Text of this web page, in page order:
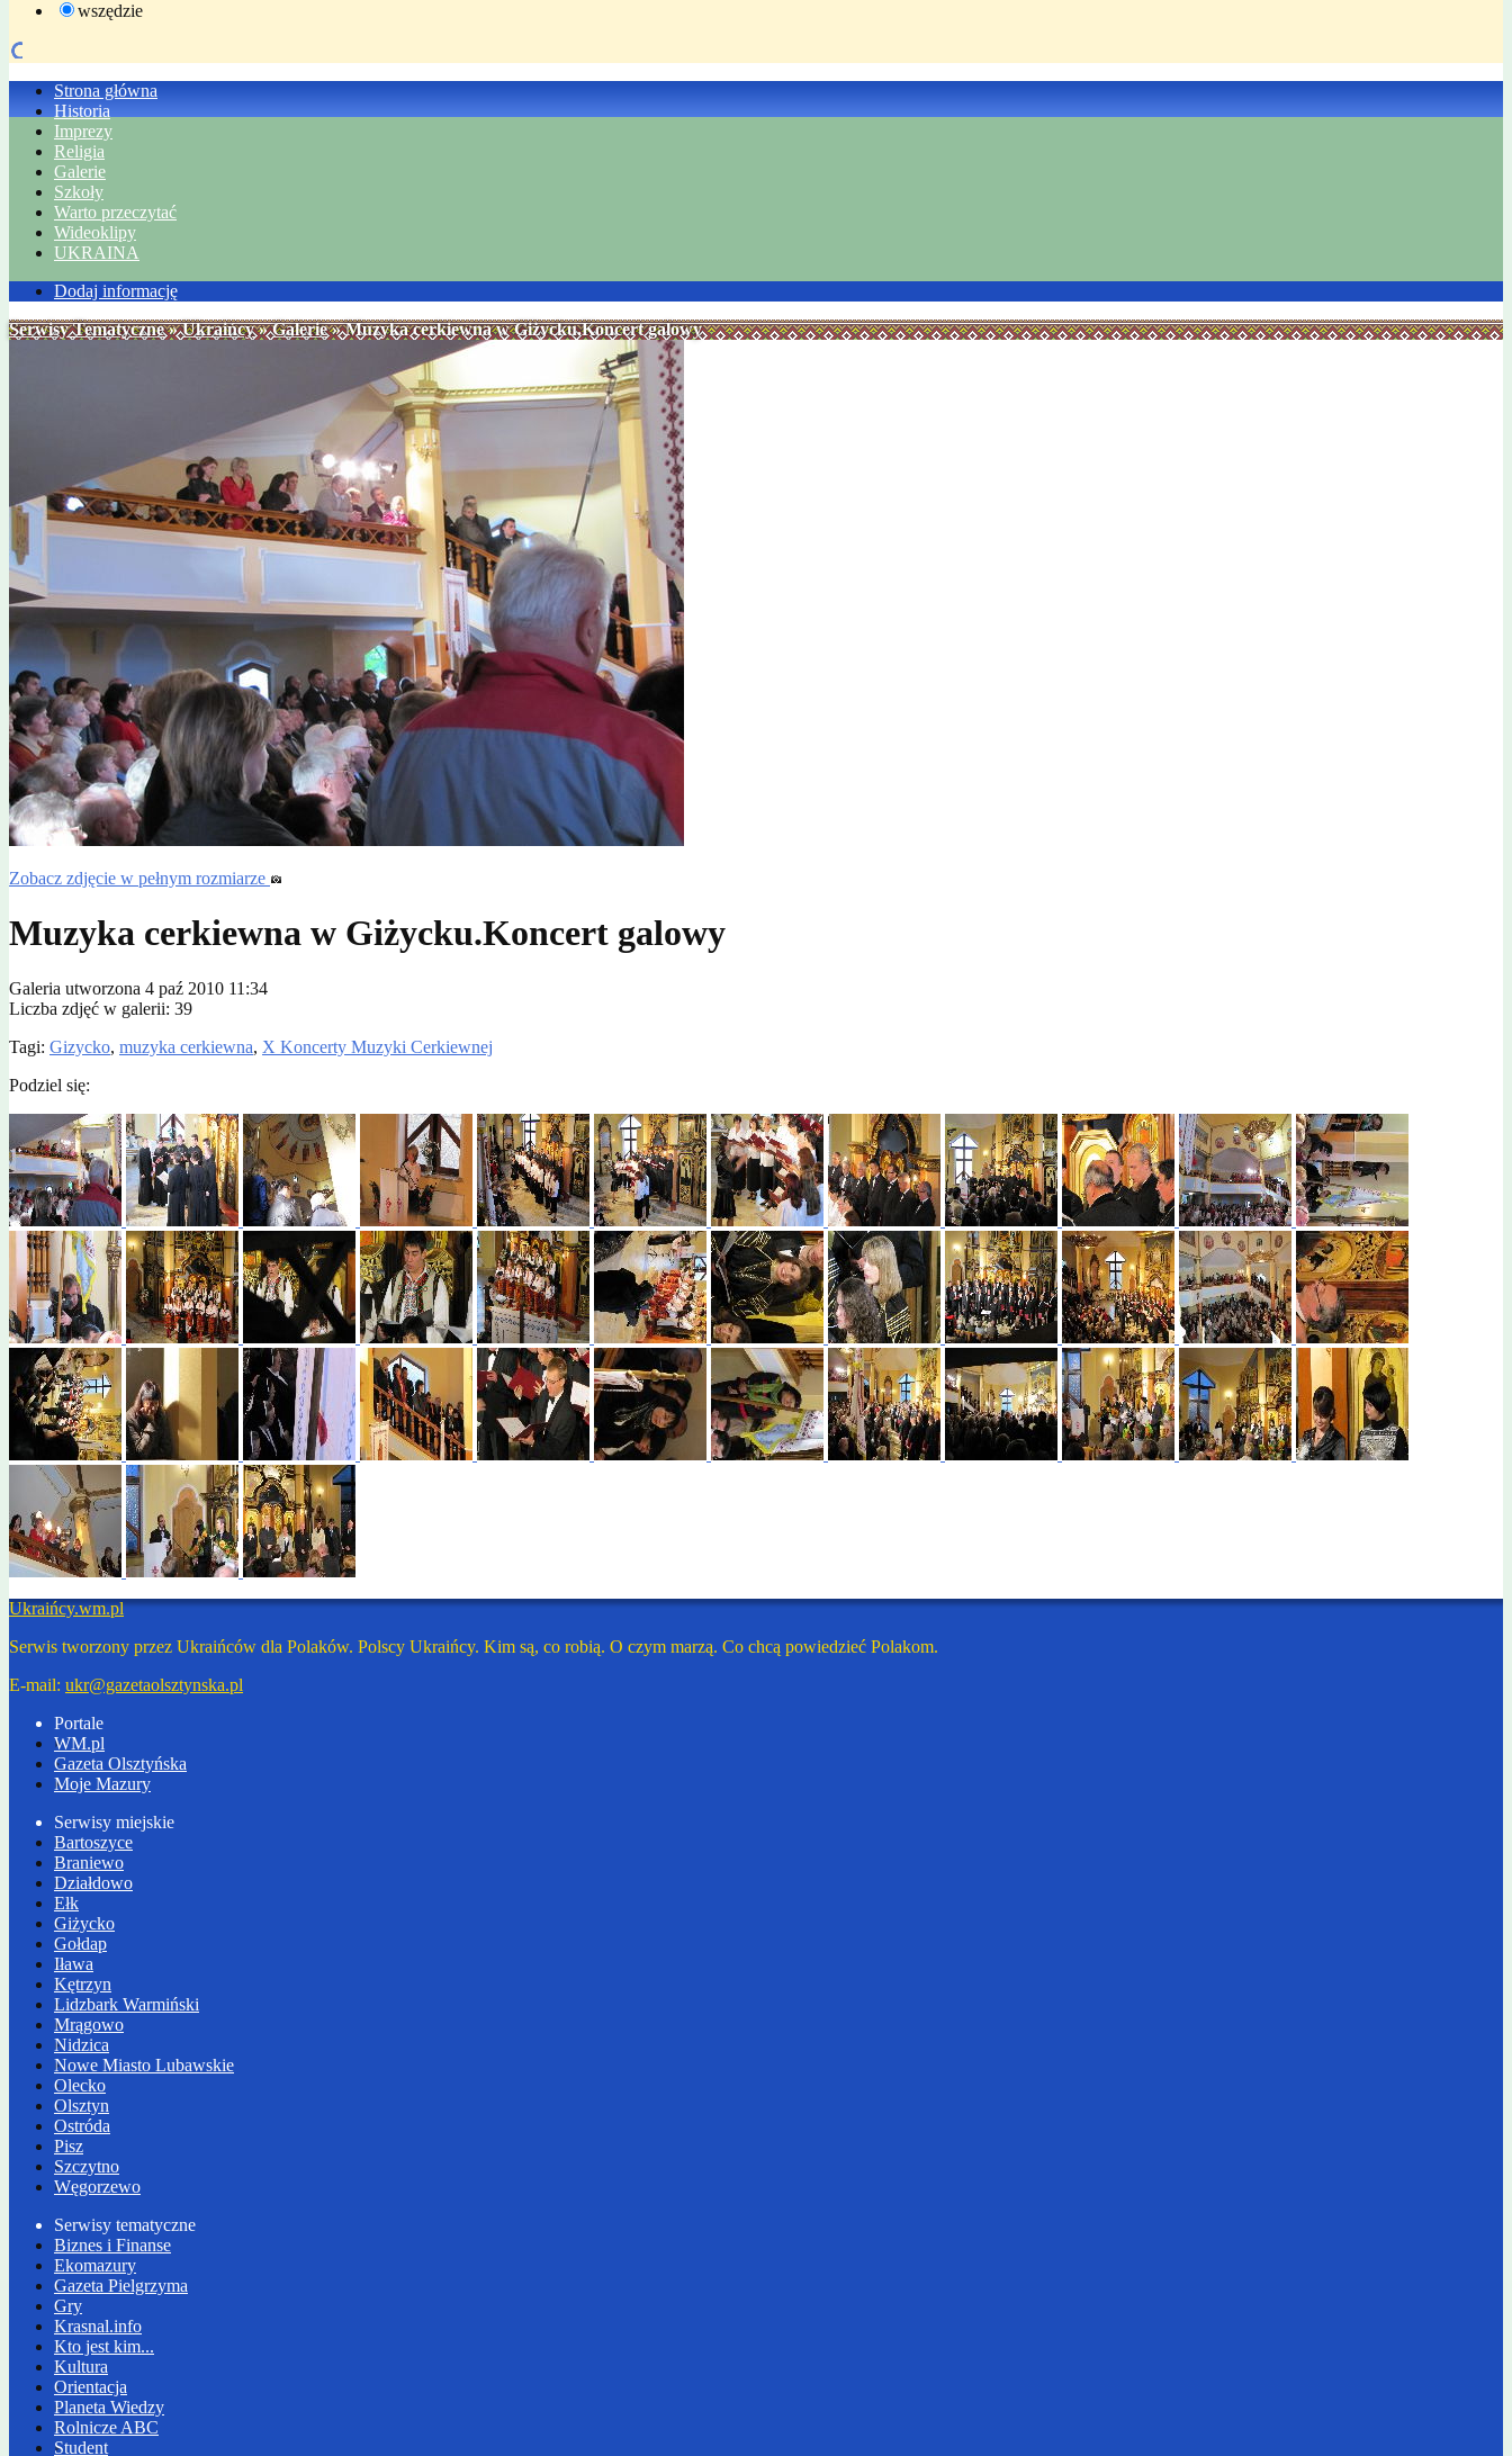
wszędzie
Strona główna
Historia
Imprezy
Religia
Galerie
Szkoły
Warto przeczytać
Wideoklipy
UKRAINA
Dodaj informację
Serwisy Tematyczne»Ukraińcy»Galerie» Muzyka cerkiewna w Giżycku.Koncert galowy
Zobacz zdjęcie w pełnym rozmiarze
Muzyka cerkiewna w Giżycku.Koncert galowy
Galeria utworzona 4 paź 2010 11:34
Liczba zdjęć w galerii: 39
Tagi: Gizycko, muzyka cerkiewna, X Koncerty Muzyki Cerkiewnej
Podziel się:
Ukraińcy.wm.pl
Serwis tworzony przez Ukraińców dla Polaków. Polscy Ukraińcy. Kim są, co robią. O czym marzą. Co chcą powiedzieć Polakom.
E-mail: ukr@gazetaolsztynska.pl
Portale
WM.pl
Gazeta Olsztyńska
Moje Mazury
Serwisy miejskie
Bartoszyce
Braniewo
Działdowo
Ełk
Giżycko
Gołdap
Iława
Kętrzyn
Lidzbark Warmiński
Mrągowo
Nidzica
Nowe Miasto Lubawskie
Olecko
Olsztyn
Ostróda
Pisz
Szczytno
Węgorzewo
Serwisy tematyczne
Biznes i Finanse
Ekomazury
Gazeta Pielgrzyma
Gry
Krasnal.info
Kto jest kim...
Kultura
Orientacja
Planeta Wiedzy
Rolnicze ABC
Student